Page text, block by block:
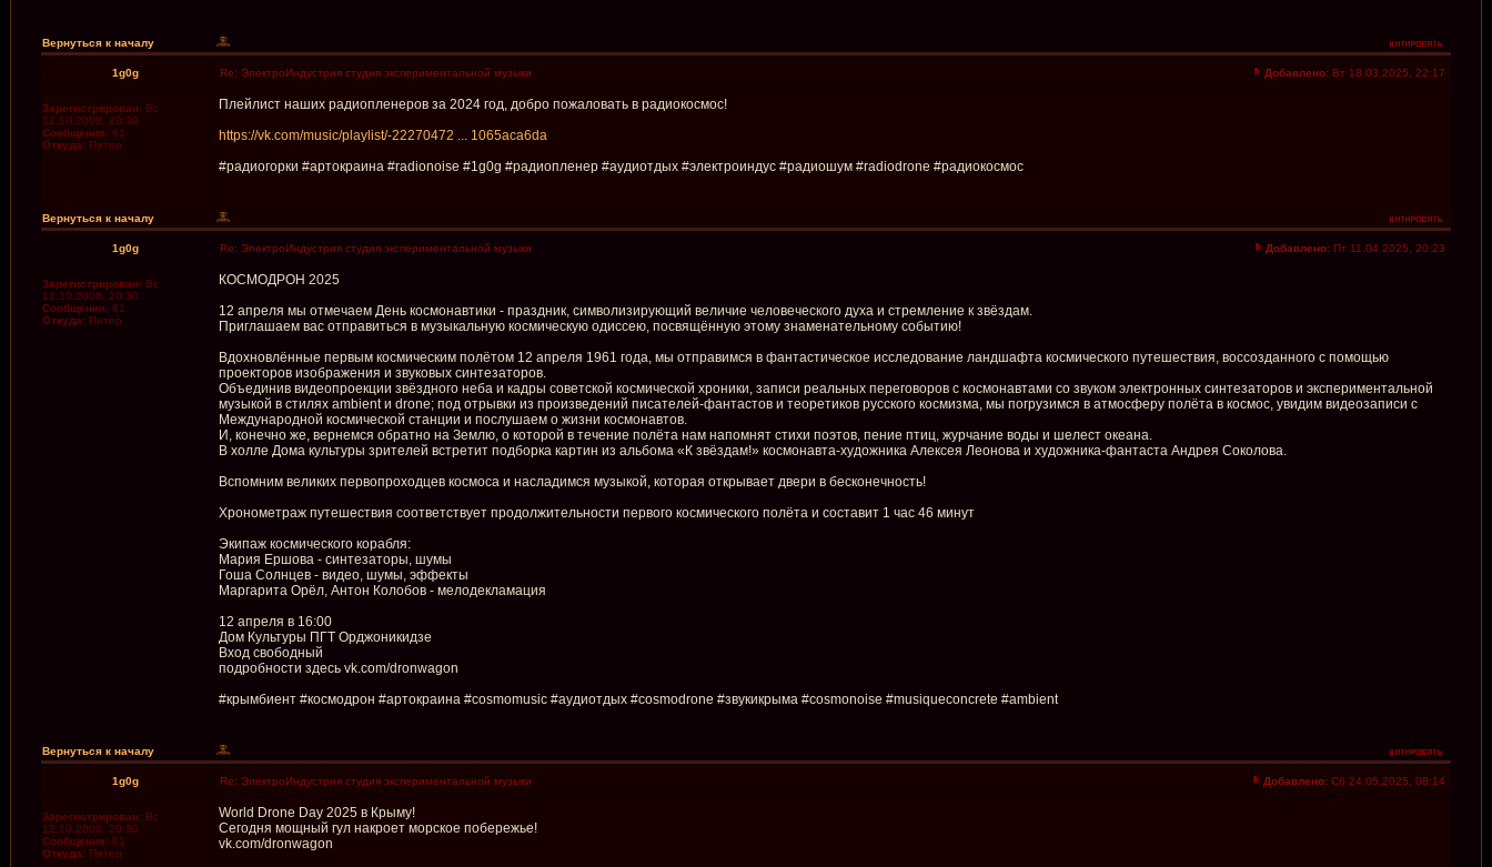
Вернуться к началу
1g0g Re: ЭлектроИндустрия студия экспериментальной музыки Добавлено: Вт 18.03.2025, 22:17
Зарегистрирован: Вс
12.10.2008, 20:30
Сообщения: 61
Откуда: Питер
Плейлист наших радиопленеров за 2024 год, добро пожаловать в радиокосмос!
https://vk.com/music/playlist/-22270472 ... 1065aca6da
#радиогорки #артокраина #radionoise #1g0g #радиопленер #аудиотдых #электроиндус #радиошум #radiodrone #радиокосмос
Вернуться к началу
1g0g Re: ЭлектроИндустрия студия экспериментальной музыки Добавлено: Пт 11.04.2025, 20:23
Зарегистрирован: Вс
12.10.2008, 20:30
Сообщения: 61
Откуда: Питер
КОСМОДРОН 2025
12 апреля мы отмечаем День космонавтики - праздник, символизирующий величие человеческого духа и стремление к звёздам.
Приглашаем вас отправиться в музыкальную космическую одиссею, посвящённую этому знаменательному событию!
Вдохновлённые первым космическим полётом 12 апреля 1961 года, мы отправимся в фантастическое исследование ландшафта космического путешествия, воссозданного с помощью
проекторов изображения и звуковых синтезаторов.
Объединив видеопроекции звёздного неба и кадры советской космической хроники, записи реальных переговоров с космонавтами со звуком электронных синтезаторов и экспериментальной
музыкой в стилях ambient и drone; под отрывки из произведений писателей-фантастов и теоретиков русского космизма, мы погрузимся в атмосферу полёта в космос, увидим видеозаписи с
Международной космической станции и послушаем о жизни космонавтов.
И, конечно же, вернемся обратно на Землю, о которой в течение полёта нам напомнят стихи поэтов, пение птиц, журчание воды и шелест океана.
В холле Дома культуры зрителей встретит подборка картин из альбома «К звёздам!» космонавта-художника Алексея Леонова и художника-фантаста Андрея Соколова.
Вспомним великих первопроходцев космоса и насладимся музыкой, которая открывает двери в бесконечность!
Хронометраж путешествия соответствует продолжительности первого космического полёта и составит 1 час 46 минут
Экипаж космического корабля:
Мария Ершова - синтезаторы, шумы
Гоша Солнцев - видео, шумы, эффекты
Маргарита Орёл, Антон Колобов - мелодекламация
12 апреля в 16:00
Дом Культуры ПГТ Орджоникидзе
Вход свободный
подробности здесь vk.com/dronwagon
#крымбиент #космодрон #артокраина #cosmomusic #аудиотдых #cosmodrone #звукикрыма #cosmonoise #musiqueconcrete #ambient
Вернуться к началу
1g0g Re: ЭлектроИндустрия студия экспериментальной музыки Добавлено: Сб 24.05.2025, 08:14
Зарегистрирован: Вс
12.10.2008, 20:30
Сообщения: 61
Откуда: Питер
World Drone Day 2025 в Крыму!
Сегодня мощный гул накроет морское побережье!
vk.com/dronwagon